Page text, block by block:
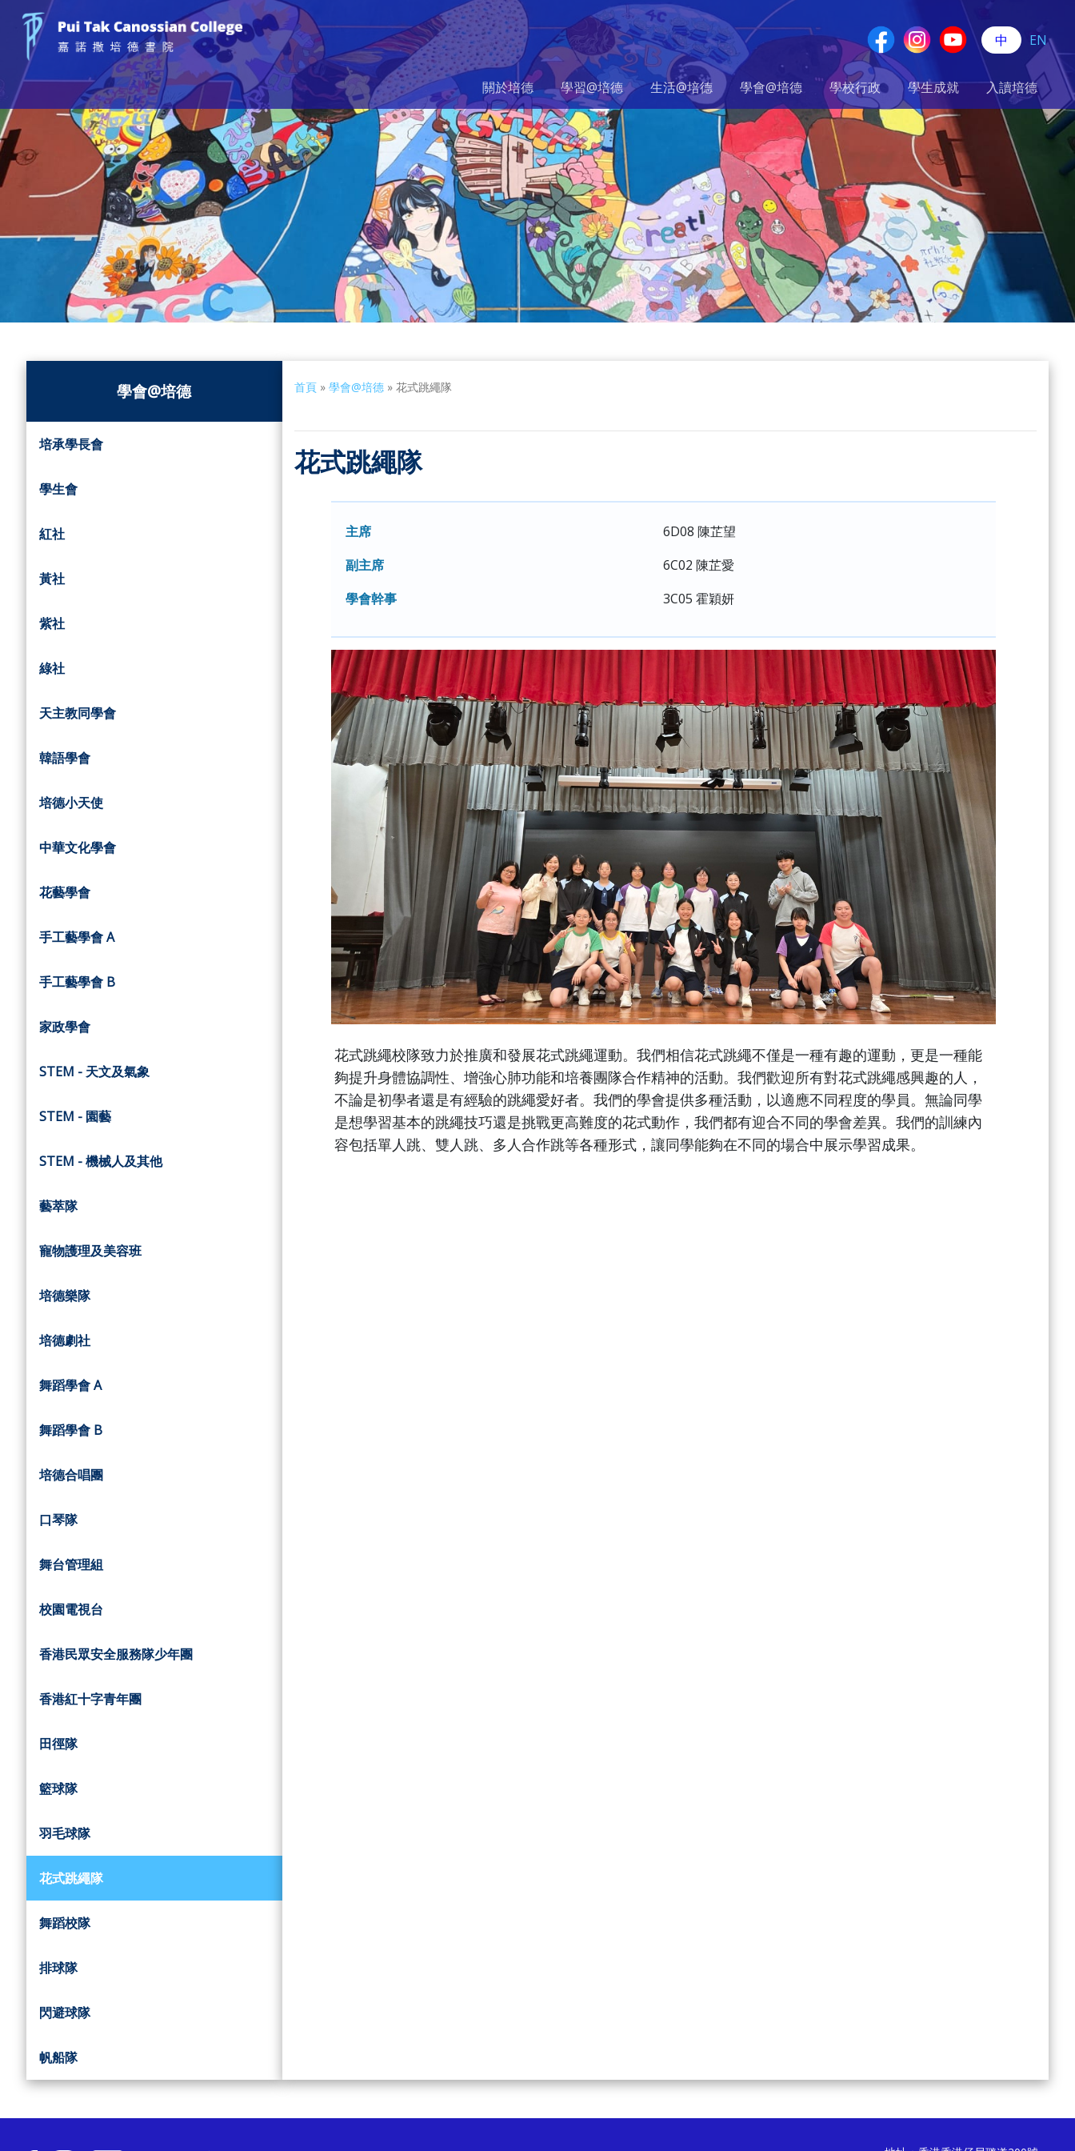
關於培德 學習@培德 生活@培德 學會@培德 學校行政 學生成就 入讀培德
中 EN
學會@培德
培承學長會
學生會
紅社
黃社
紫社
綠社
天主教同學會
韓語學會
培德小天使
中華文化學會
花藝學會
手工藝學會 A
手工藝學會 B
家政學會
STEM - 天文及氣象
STEM - 園藝
STEM - 機械人及其他
藝萃隊
寵物護理及美容班
培德樂隊
培德劇社
舞蹈學會 A
舞蹈學會 B
培德合唱團
口琴隊
舞台管理組
校園電視台
香港民眾安全服務隊少年團
香港紅十字青年團
田徑隊
籃球隊
羽毛球隊
花式跳繩隊
舞蹈校隊
排球隊
閃避球隊
帆船隊
首頁» 學會@培德» 花式跳繩隊
花式跳繩隊
主席
6D08 陳芷望
副主席
6C02 陳芷愛
學會幹事
3C05 霍穎妍
花式跳繩校隊致力於推廣和發展花式跳繩運動。我們相信花式跳繩不僅是一種有趣的運動，更是一種能
夠提升身體協調性、增強心肺功能和培養團隊合作精神的活動。我們歡迎所有對花式跳繩感興趣的人，
不論是初學者還是有經驗的跳繩愛好者。我們的學會提供多種活動，以適應不同程度的學員。無論同學
是想學習基本的跳繩技巧還是挑戰更高難度的花式動作，我們都有迎合不同的學會差異。我們的訓練內
容包括單人跳、雙人跳、多人合作跳等各種形式，讓同學能夠在不同的場合中展示學習成果。